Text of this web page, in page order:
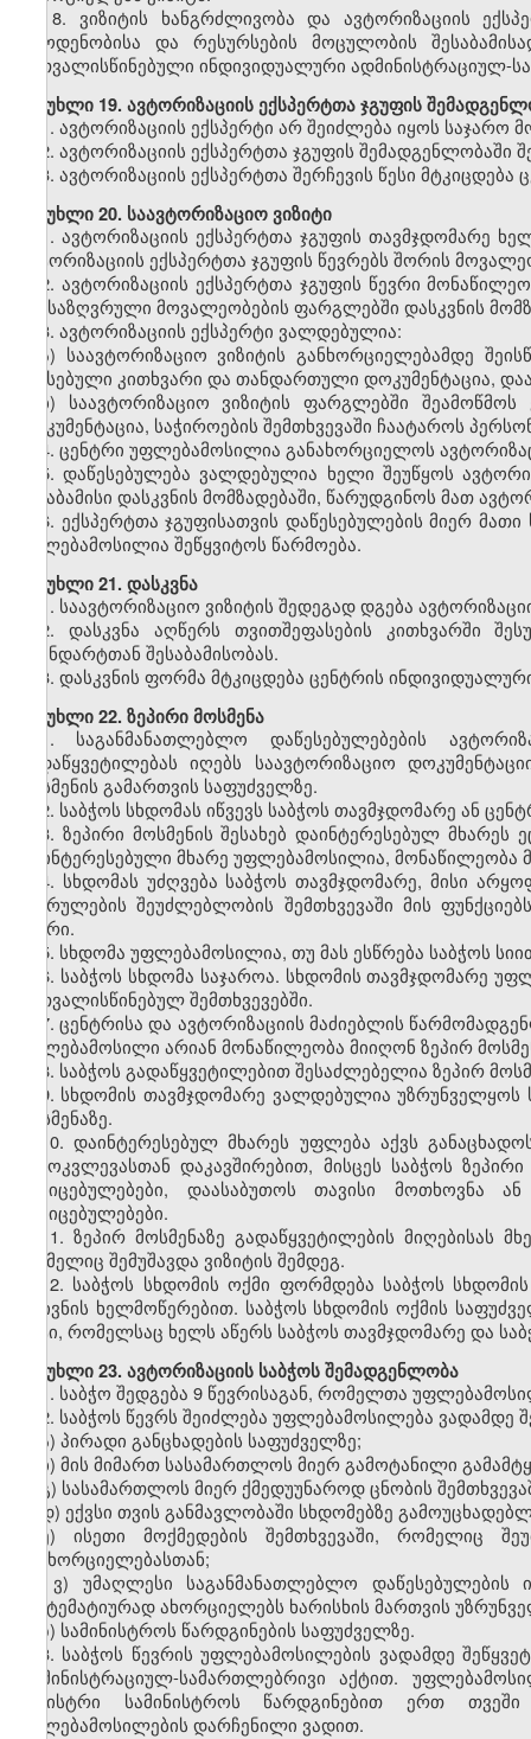
8. ვიზიტის ხანგრძლივობა და ავტორიზაციის
რაოდენობისა და რესურსების მოცულობის
გათვალისწინებული ინდივიდუალური ადმინისტრაციულ-
მუხლი 19. ავტორიზაციის ექსპერტთა ჯგუფის
1. ავტორიზაციის ექსპერტი არ შეიძლება იყოს საჯარო
2. ავტორიზაციის ექსპერტთა ჯგუფის შემადგენლობაში
3. ავტორიზაციის ექსპერტთა შერჩევის წესი
მუხლი20. საავტორიზაციო ვიზიტი
1. ავტორიზაციის ექსპერტთა ჯგუფის თავმჯდომარე
ავტორიზაციის ექსპერტთა ჯგუფის წევრებს შორის
2. ავტორიზაციის ექსპერტთა ჯგუფის წევრი
განსაზღვრული მოვალეობების ფარგლებში დასკვნის
3. ავტორიზაციის ექსპერტი ვალდებულია:
ა) საავტორიზაციო ვიზიტის განხორციელებამდე
შევსებული კითხვარი და თანდართული დოკუმენტაცია,
ბ) საავტორიზაციო ვიზიტის ფარგლებში
დოკუმენტაცია, საჭიროების შემთხვევაში ჩაატაროს
4. ცენტრი უფლებამოსილია განახორციელოს
5. დაწესებულება ვალდებულია ხელი შეუწყოს
შესაბამისი დასკვნის მომზადებაში, წარუდგინოს მათ
6. ექსპერტთა ჯგუფისათვის დაწესებულების მიერ
უფლებამოსილია შეწყვიტოს წარმოება.
მუხლი21. დასკვნა
1. საავტორიზაციო ვიზიტის შედეგად დგება
2. დასკვნა აღწერს თვითშეფასების კითხვარში
სტანდარტთან შესაბამისობას.
3. დასკვნის ფორმა მტკიცდება ცენტრის
მუხლი22. ზეპირი მოსმენა
1. საგანმანათლებლო დაწესებულებების
გადაწყვეტილებას იღებს საავტორიზაციო
მოსმენის გამართვის საფუძველზე.
2. საბჭოს სხდომას იწვევს საბჭოს თავმჯდომარე ან
3. ზეპირი მოსმენის შესახებ დაინტერესებულ
დაინტერესებული მხარე უფლებამოსილია, მონაწილეობა
4. სხდომას უძღვება საბჭოს თავმჯდომარე, მისი
შესრულების შეუძლებლობის შემთხვევაში მის
წევრი.
5. სხდომა უფლებამოსილია, თუ მას ესწრება საბჭოს
6. საბჭოს სხდომა საჯაროა. სხდომის თავმჯდომარე
გათვალისწინებულ შემთხვევებში.
7. ცენტრისა და ავტორიზაციის მაძიებლის
უფლებამოსილი არიან მონაწილეობა მიიღონ ზეპირ
8. საბჭოს გადაწყვეტილებით შესაძლებელია ზეპირ
9. სხდომის თავმჯდომარე ვალდებულია უზრუნველყოს
მოსმენაზე.
10. დაინტერესებულ მხარეს უფლება აქვს
გამოკვლევასთან დაკავშირებით, მისცეს საბჭოს
მტკიცებულებები, დაასაბუთოს თავისი მოთხოვნა
მტკიცებულებები.
11. ზეპირ მოსმენაზე გადაწყვეტილების მიღებისას
რომელიც შემუშავდა ვიზიტის შემდეგ.
12. საბჭოს სხდომის ოქმი ფორმდება საბჭოს
მდივნის ხელმოწერებით. საბჭოს სხდომის ოქმის
აქტი, რომელსაც ხელს აწერს საბჭოს თავმჯდომარე და
მუხლი23. ავტორიზაციის საბჭოს შემადგენლობა
1. საბჭო შედგება 9 წევრისაგან, რომელთა
2. საბჭოს წევრს შეიძლება უფლებამოსილება ვადამდე
ა) პირადი განცხადების საფუძველზე;
ბ) მის მიმართ სასამართლოს მიერ გამოტანილი
გ) სასამართლოს მიერ ქმედუუნაროდ ცნობის
დ) ექვსი თვის განმავლობაში სხდომებზე
ე) ისეთი მოქმედების შემთხვევაში, რომელიც
განხორციელებასთან;
ვ) უმაღლესი საგანმანათლებლო დაწესებულების
სისტემატიურად ახორციელებს ხარისხის მართვის
ზ) სამინისტროს წარდგინების საფუძველზე.
3. საბჭოს წევრის უფლებამოსილების ვადამდე
ადმინისტრაციულ-სამართლებრივი აქტით.
მინისტრი სამინისტროს წარდგინებით ერთ
უფლებამოსილების დარჩენილი ვადით.